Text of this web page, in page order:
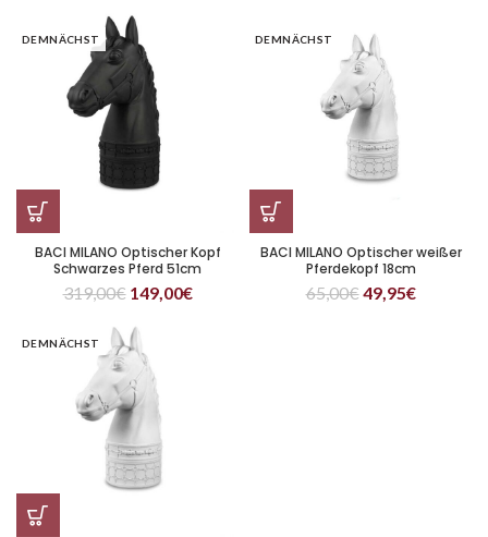
DEMNÄCHST
BACI MILANO Optischer Kopf
Schwarzes Pferd 51cm
319,00€ 149,00€
DEMNÄCHST
BACI MILANO Optischer weißer
Pferdekopf 18cm
65,00€49,95€
DEMNÄCHST